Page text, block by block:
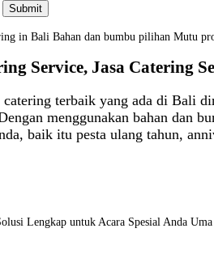
Submit
in Bali Bahan dan bumbu pilihan Mutu
Service, Jasa Catering
catering terbaik yang ada di Bali
menggunakan bahan dan
baik itu pesta ulang tahun,
Lengkap untuk Acara Spesial Anda